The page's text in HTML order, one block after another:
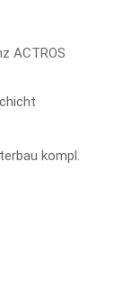
ACTROS
kompl.